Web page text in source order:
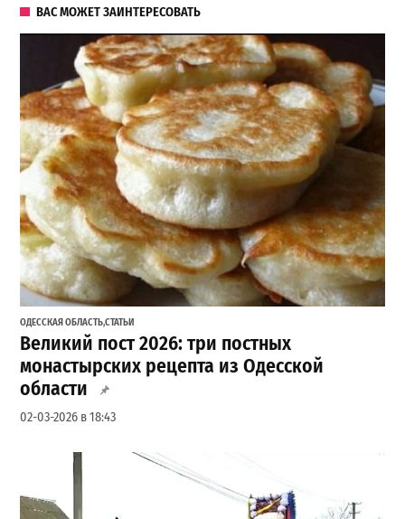
ВАС МОЖЕТ ЗАИНТЕРЕСОВАТЬ
ОДЕССКАЯ ОБЛАСТЬ,СТАТЬИ
Великий пост 2026: три постных
монастырских рецепта из Одесской
области
02-03-2026 в 18:43